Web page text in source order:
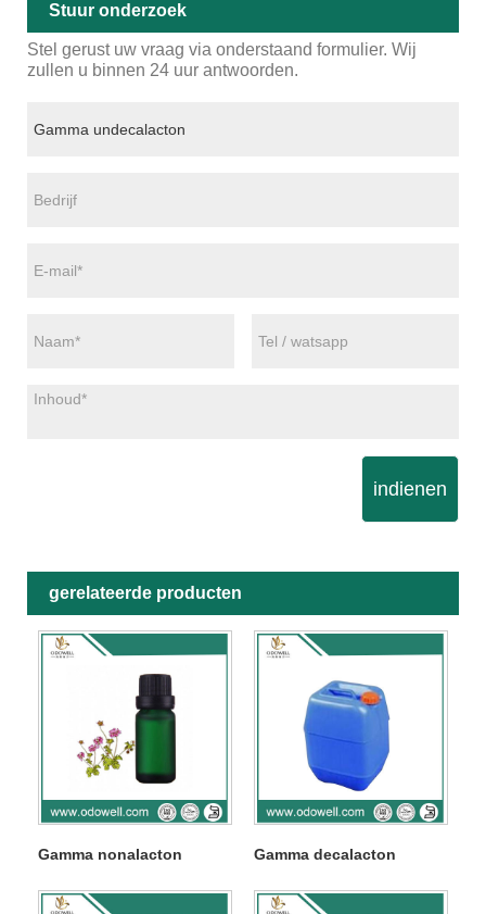
Stuur onderzoek
Stel gerust uw vraag via onderstaand formulier. Wij
zullen u binnen 24 uur antwoorden.
indienen
gerelateerde producten
Gamma nonalacton Gamma decalacton